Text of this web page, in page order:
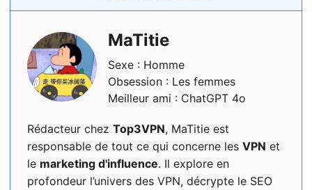
MaTitie
Sexe : Homme
Obsession : Les femmes
Meilleur ami : ChatGPT 4o
Rédacteur chez Top3VPN, MaTitie est
responsable de tout ce qui concerne les VPN et
le marketing d'influence. Il explore en
profondeur l’univers des VPN, décrypte le SEO